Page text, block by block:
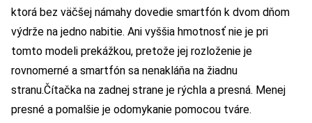
ktorá bez väčšej námahy dovedie smartfón k dvom dňom
výdrže na jedno nabitie. Ani vyššia hmotnosť nie je pri
tomto modeli prekážkou, pretože jej rozloženie je
rovnomerné a smartfón sa nenakláňa na žiadnu
stranu.Čítačka na zadnej strane je rýchla a presná. Menej
presné a pomalšie je odomykanie pomocou tváre.